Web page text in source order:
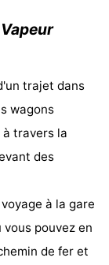
trajet dans
wagons
à travers la
des
à la gare
vous pouvez en
de fer et